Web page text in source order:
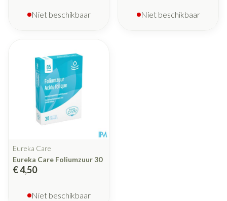
Niet beschikbaar Niet beschikbaar
Eureka Care
Eureka Care Foliumzuur 30
€ 4,50
Niet beschikbaar